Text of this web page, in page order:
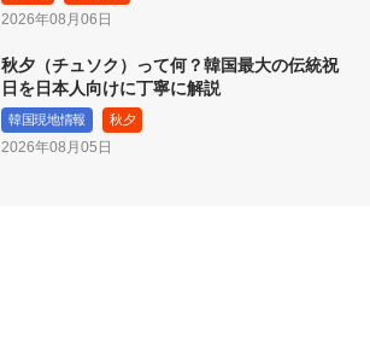
2026年08月06日
秋夕（チュソク）って何？韓国最大の伝統祝
日を日本人向けに丁寧に解説
韓国現地情報 秋夕
2026年08月05日